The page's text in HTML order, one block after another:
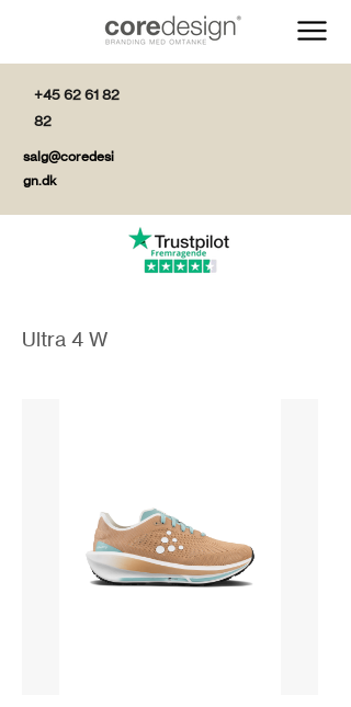
+45 62 61 82
82
salg@coredesi
gn.dk
Ultra 4 W